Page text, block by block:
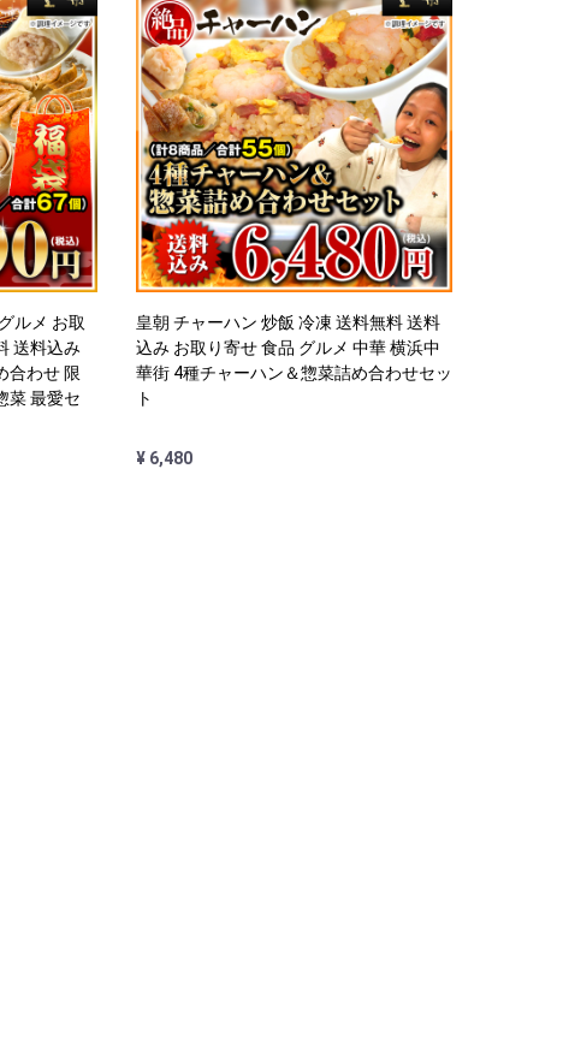
ルメ お取
送料込み
合わせ 限
菜 最愛セ
皇朝 チャーハン 炒飯 冷凍 送料無料 送料
込み お取り寄せ 食品 グルメ 中華 横浜中
華街 4種チャーハン＆惣菜詰め合わせセッ
ト
¥ 6,480